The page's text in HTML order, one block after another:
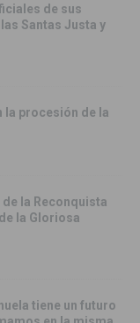
de sus
Santas Justa y
la procesión de la
la Reconquista
la Gloriosa
tiene un futuro